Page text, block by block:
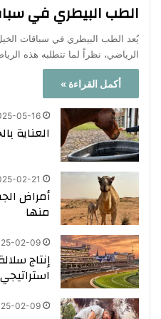
الطب البيطري في
يُعد الطب البيطري في سباقات
الرياضي، نظراً لما تتطلبه هذه
أكمل القراءة »
05-16
العناية
02-21
أمراض
منها
02-09
إنتاج
02-09